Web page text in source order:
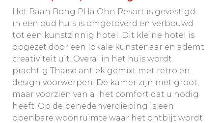
Het Baan Bong PHa Ohn Resort is gevestigd
in een oud huis is omgetoverd en verbouwd
tot een kunstzinnig hotel. Dit kleine hotel is
opgezet door een lokale kunstenaar en ademt
creativiteit uit. Overal in het huis wordt
prachtig Thaise antiek gemixt met retro en
design voorwerpen. De kamer zijn niet groot,
maar voorzien van al het comfort dat u nodig
heeft. Op de benedenverdieping is een
openbare woonruimte waar het ontbijt wordt